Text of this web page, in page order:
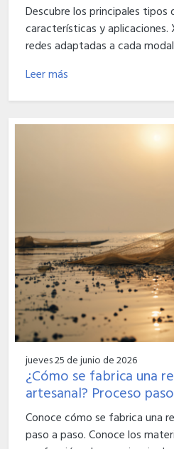
Descubre los principales tipos
características y
redes adaptadas a cada
Leer más
jueves 25 de junio de 2026
¿Cómo se fabrica una
artesanal? Proceso
Conoce cómo se fabrica una
paso a paso. Conoce los